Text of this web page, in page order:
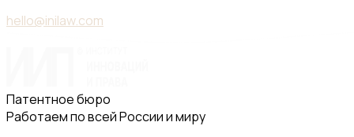
hello@inilaw.com
Патентное бюро
Работаем по всей России и миру